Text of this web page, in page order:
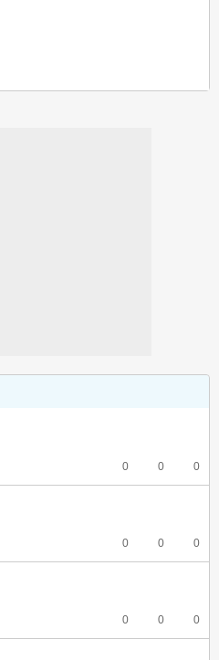
0 0 0
0 0 0
0 0 0